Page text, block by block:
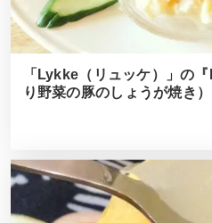
「Lykke（リュッケ）」の
り野菜の豚のしょうが焼き